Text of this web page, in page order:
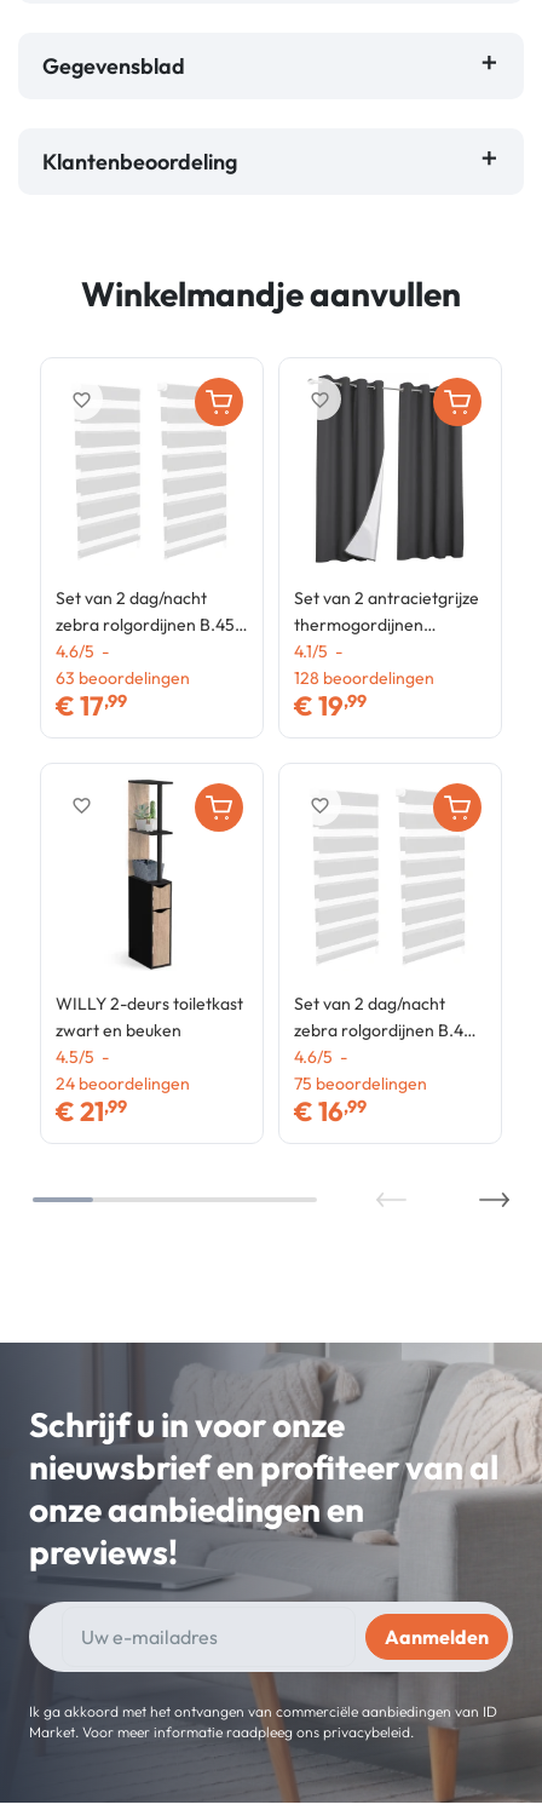
Gegevensblad
Klantenbeoordeling
Winkelmandje aanvullen
Set van 2 dag/nacht
zebra rolgordijnen B.45 x
H. max 170 cm wit
4.6/5 -
63 beoordelingen
€17,99
favorite_border
WILLY 2-deurs toiletkast
zwart en beuken
4.5/5 -
24 beoordelingen
€21,99
favorite_border
Set van 2 antracietgrijze
thermogordijnen
135x240 cm
4.1/5 -
128 beoordelingen
€19,99
favorite_border
Set van 2 dag/nacht
zebra rolgordijnen B.40 x
H. max 170 cm wit
4.6/5 -
75 beoordelingen
€16,99
favorite_border
Schrijf u in voor onze
nieuwsbrief en profiteer van al
onze aanbiedingen en
previews!
Ik ga akkoord met het ontvangen van commerciële aanbiedingen van ID
Market. Voor meer informatie raadpleeg ons privacybeleid.